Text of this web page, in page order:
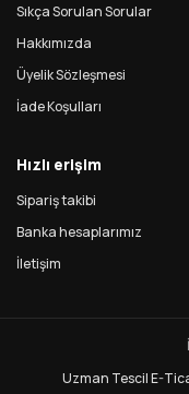
Sıkça Sorulan Sorular
Hakkımızda
Üyelik Sözleşmesi
İade Koşulları
Hızlı erişim
Sipariş takibi
Banka hesaplarımız
İletişim
Uzman TescilE-